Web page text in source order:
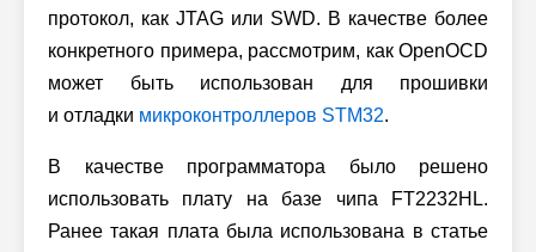
протокол, как JTAG или SWD. В качестве более
конкретного примера, рассмотрим, как OpenOCD
может быть использован для прошивки
и отладки микроконтроллеров STM32.
В качестве программатора было решено
использовать плату на базе чипа FT2232HL.
Ранее такая плата была использована в статье